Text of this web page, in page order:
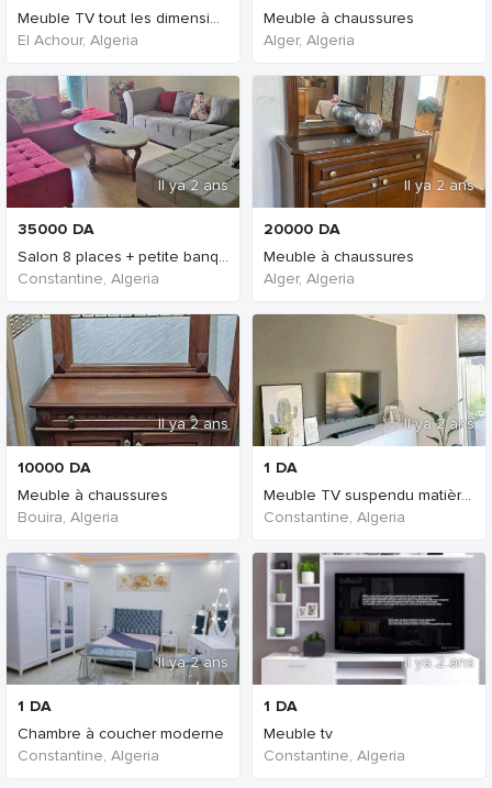
Meuble TV tout les dimensions sont disponibles
El Achour, Algeria
Il ya 2 ans
35000 DA
Salon 8 places + petite banquette
Constantine, Algeria
Il ya 2 ans
10000 DA
Meuble à chaussures
Bouira, Algeria
Il ya 2 ans
1 DA
Chambre à coucher moderne
Constantine, Algeria
Meuble à chaussures
Alger, Algeria
Il ya 2 ans
20000 DA
Meuble à chaussures
Alger, Algeria
Il ya 2 ans
1 DA
Meuble TV suspendu matière mdf sur commande
Constantine, Algeria
Il ya 2 ans
1 DA
Meuble tv
Constantine, Algeria